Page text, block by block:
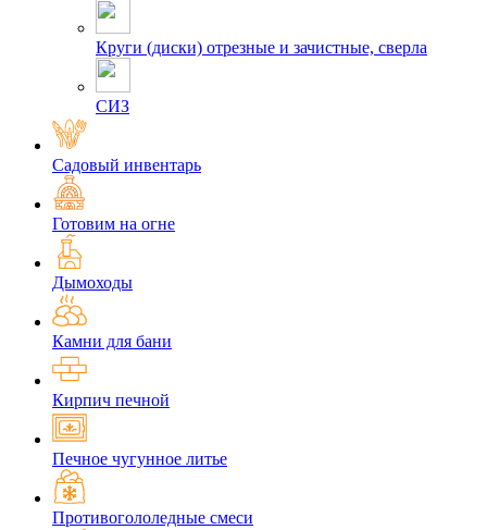
Круги (диски) отрезные и зачистные, сверла
СИЗ
Садовый инвентарь
Готовим на огне
Дымоходы
Камни для бани
Кирпич печной
Печное чугунное литье
Противогололедные смеси